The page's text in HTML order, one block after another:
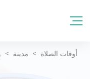
أوقات الصلاة > مدينة >